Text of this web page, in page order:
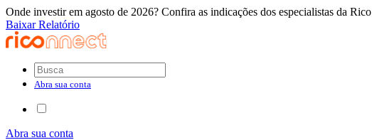
Onde investir em agosto de 2026? Confira as indicações dos especialistas da Rico
Baixar Relatório
Abra sua conta
Abra sua conta